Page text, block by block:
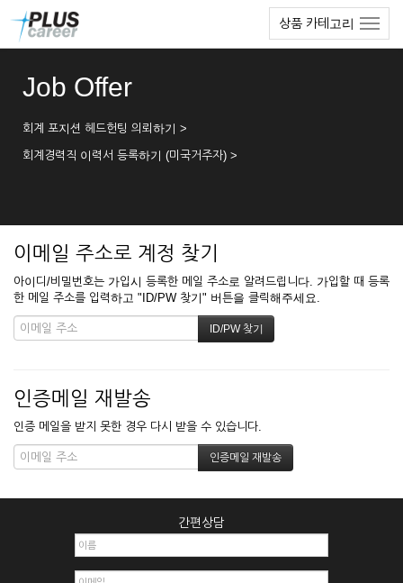
상품 카테고리
Job Offer
회계 포지션 헤드헌팅 의뢰하기 >
회계경력직 이력서 등록하기 (미국거주자) >
이메일 주소로 계정 찾기
아이디/비밀번호는 가입시 등록한 메일 주소로 알려드립니다. 가입할 때 등록
한 메일 주소를 입력하고 "ID/PW 찾기" 버튼을 클릭해주세요.
인증메일 재발송
인증 메일을 받지 못한 경우 다시 받을 수 있습니다.
간편상담